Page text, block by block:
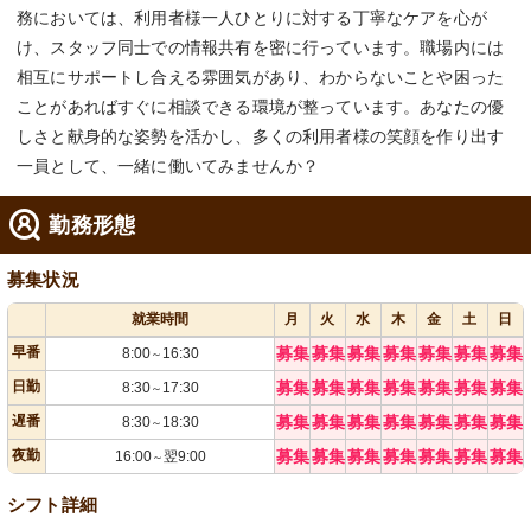
務においては、利用者様一人ひとりに対する丁寧なケアを心が
け、スタッフ同士での情報共有を密に行っています。職場内には
相互にサポートし合える雰囲気があり、わからないことや困った
ことがあればすぐに相談できる環境が整っています。あなたの優
しさと献身的な姿勢を活かし、多くの利用者様の笑顔を作り出す
一員として、一緒に働いてみませんか？
勤務形態
募集状況
就業時間 月 火 水 木 金 土
日
早番
8:00～ 16:30 募集募集募集募集募集募集募集
日勤 8:30～ 17:30 募集募集募集募集募集募集募集
遅番 8:30～ 18:30 募集募集募集募集募集募集募集
夜勤 16:00～翌9:00 募集募集募集募集募集募集募集
シフト詳細